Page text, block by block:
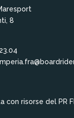
8
con risorse del PR